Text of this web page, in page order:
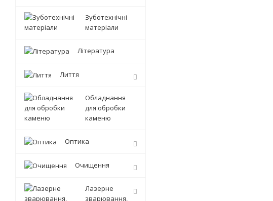
Зуботехнічні
матеріали
Література
Лиття
Обладнання
для обробки
каменю
Оптика
Очищення
Лазерне
зварювання,